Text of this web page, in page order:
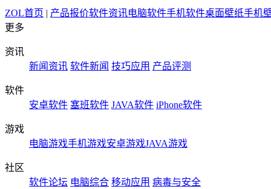
ZOL首页 | 产品报价软件资讯电脑软件手机软件桌面壁纸手机
更多
资讯
新闻资讯 软件新闻 技巧应用 产品评测
软件
安卓软件 塞班软件 JAVA软件 iPhone软件
游戏
电脑游戏手机游戏安卓游戏JAVA游戏
社区
软件论坛 电脑综合 移动应用 病毒与安全